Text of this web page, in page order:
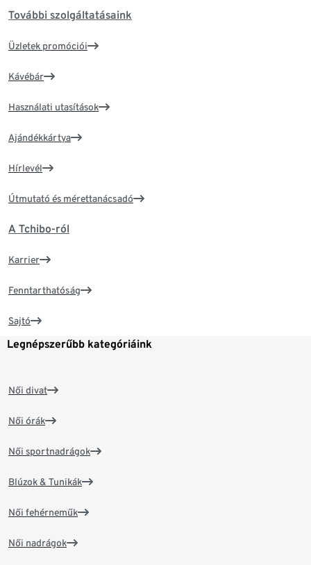
További szolgáltatásaink
Üzletek promóciói
Kávébár
Használati utasítások
Ajándékkártya
Hírlevél
Útmutató és mérettanácsadó
A Tchibo-ról
Karrier
Fenntarthatóság
Sajtó
Legnépszerűbb kategóriáink
Női divat
Női órák
Női sportnadrágok
Blúzok & Tunikák
Női fehérneműk
Női nadrágok